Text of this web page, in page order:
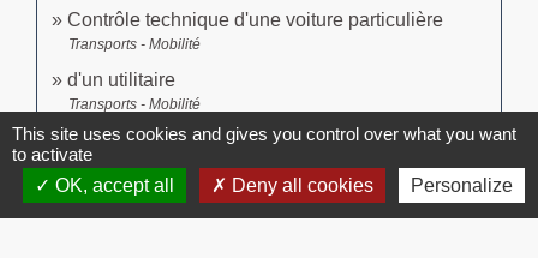
Contrôle technique d'une voiture particulière
Transports - Mobilité
d'un utilitaire
Transports - Mobilité
d'un camping-car
Transports - Mobilité
This site uses cookies and gives you control over what you want
to activate
OK, accept all
Deny all cookies Personalize